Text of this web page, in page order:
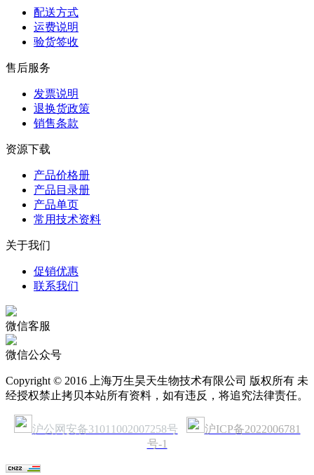
配送方式
运费说明
验货签收
售后服务
发票说明
退换货政策
销售条款
资源下载
产品价格册
产品目录册
产品单页
常用技术资料
关于我们
促销优惠
联系我们
微信客服
微信公众号
Copyright © 2016 上海万生昊天生物技术有限公司 版权所有 未
经授权禁止拷贝本站所有资料，如有违反，将追究法律责任。
沪公网安备31011002007258号
沪ICP备2022006781
号-1